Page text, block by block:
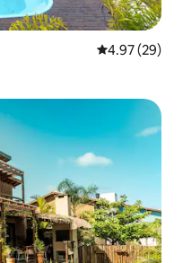
Calificación
4.97 (29)